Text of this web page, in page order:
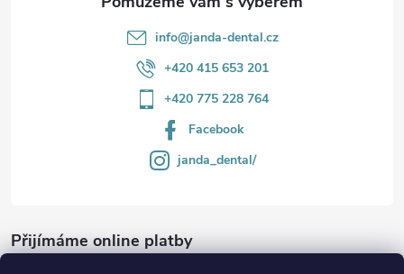
info@janda-dental.cz
+420 415 653 201
+420 775 228 764
Facebook
janda_dental/
Přijímáme online platby